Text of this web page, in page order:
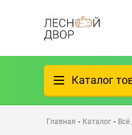
Каталог
Фанера
Главная - Каталог -